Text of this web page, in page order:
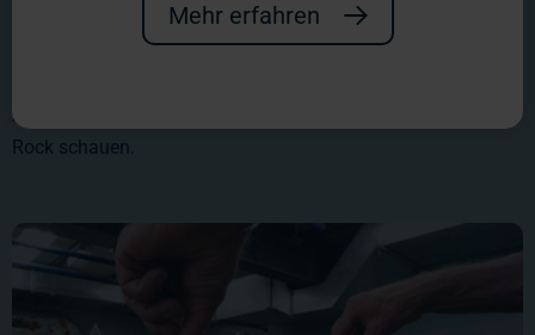
Morgens halb sieben im Wunderland:
Anlagenkante an. Auch wir lassen uns nicht immer unter den
Rock schauen.
Mehr erfahren